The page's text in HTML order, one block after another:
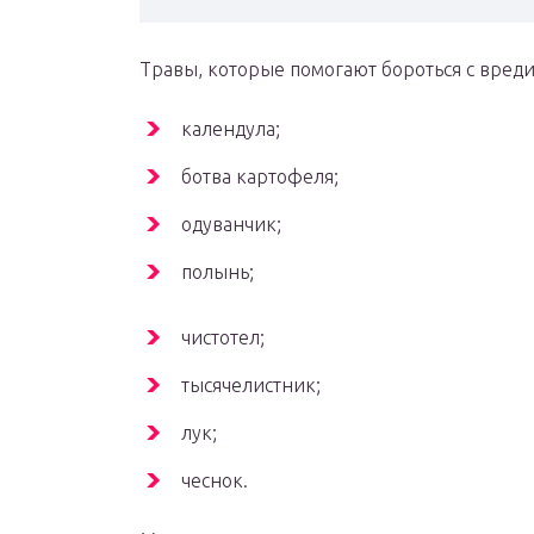
Травы, которые помогают бороться с
календула;
ботва картофеля;
одуванчик;
полынь;
чистотел;
тысячелистник;
лук;
чеснок.